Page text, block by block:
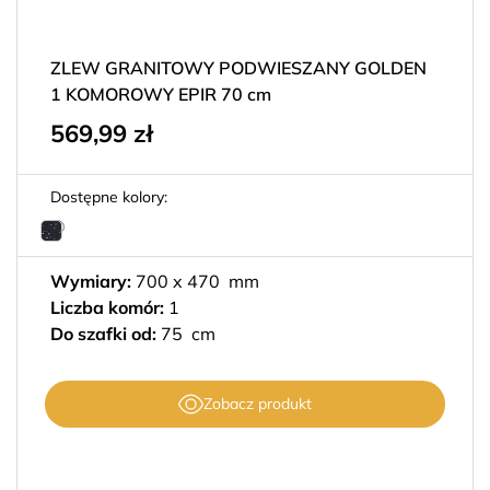
ZLEW GRANITOWY PODWIESZANY GOLDEN
1 KOMOROWY EPIR 70 cm
569,99 zł
Dostępne kolory:
Wymiary: 700 x 470 mm
Liczba komór: 1
Do szafki od: 75 cm
Zobacz produkt